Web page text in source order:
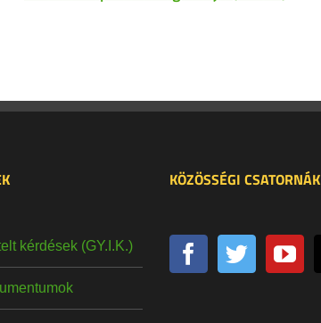
kérdések (GY.I.K.)
KÖZÖSSÉGI CSATORNÁK